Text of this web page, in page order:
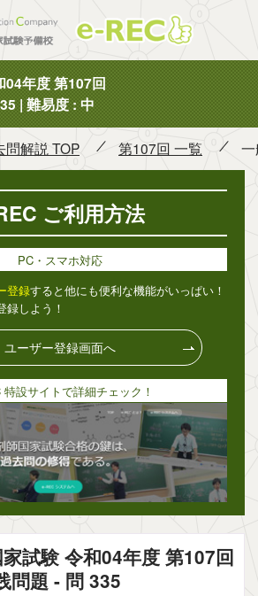
04年度 第107回
| 難易度 : 中
問解説 TOP 第107回 一覧
試験 令和04年度 第107回
問題 - 問 335
ご利用方法
PC・スマホ対応
登録すると他にも便利な機能がいっぱい！
録しよう！
ユーザー登録画面へ
特設サイトで詳細チェック！